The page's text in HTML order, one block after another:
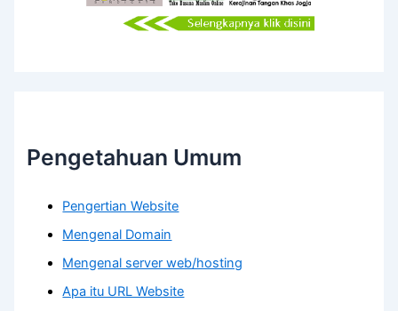
Pengetahuan Umum
Pengertian Website
Mengenal Domain
Mengenal server web/hosting
Apa itu URL Website